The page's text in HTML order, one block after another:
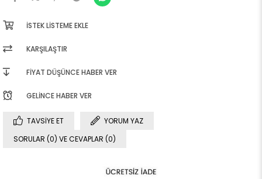
İSTEK LISTEME EKLE
KARŞILAŞTIR
FIYAT DÜŞÜNCE HABER VER
GELINCE HABER VER
TAVSIYE ET
YORUM YAZ
SORULAR (0) VE CEVAPLAR (0)